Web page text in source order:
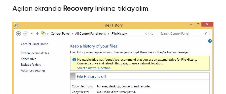
Açılan ekranda Recoverylinkine tıklayalım.